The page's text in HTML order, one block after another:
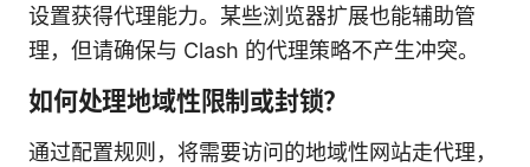
设置获得代理能力。某些浏览器扩展也能辅助管
理，但请确保与 Clash 的代理策略不产生冲突。
如何处理地域性限制或封锁？
通过配置规则，将需要访问的地域性网站走代理，